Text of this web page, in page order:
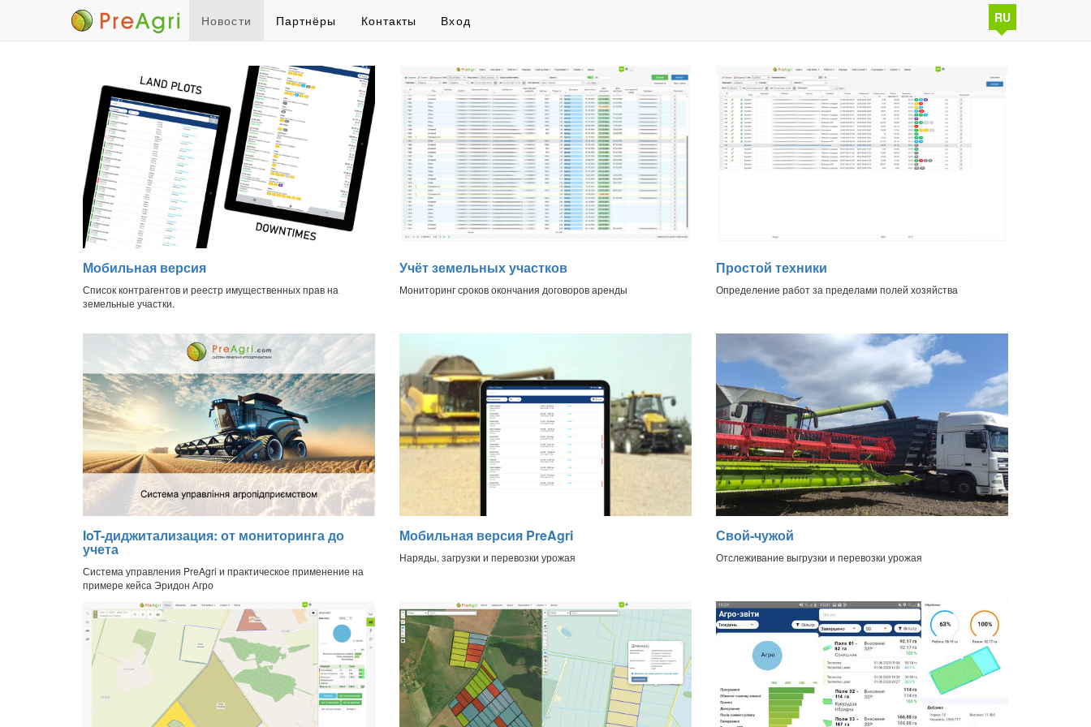
Новости Партнёры Контакты Вход RU
Мобильная версия
Список контрагентов и реестр имущественных прав на
земельные участки.
Учёт земельных участков
Мониторинг сроков окончания договоров аренды
Простой техники
Определение работ за пределами полей хозяйства
IoT-диджитализация: от мониторинга до
учета
Система управления PreAgri и практическое применение на
примере кейса Эридон Агро
Мобильная версия PreAgri
Наряды, загрузки и перевозки урожая
Свой-чужой
Отслеживание выгрузки и перевозки урожая